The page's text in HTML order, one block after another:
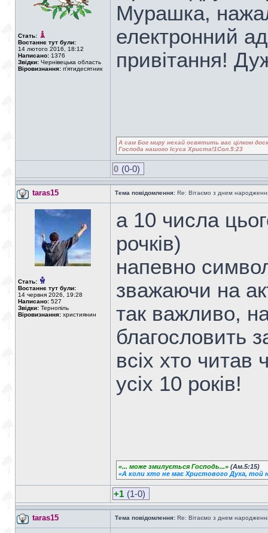
Стать:
Востаннє тут були:
14 лютого 2016, 18:12
Написано: 1376
Звідки: Чернівецька область
Віровизнання: п'ятидесятник
Мурашка,
електронний
привітання!
А сам Бог миру нехай освятить вас цілком
Господа нашого Ісуса Христа!1Сол.5:23
0 (0-0)
taras15 Тема повідомлення: Re: Вітаємо з днем
Стать:
Востаннє тут були:
14 червня 2026, 19:28
Написано: 527
Звідки: Тернопіль
Віровизнання: християнин
а 10 числа
рочків)
напевно
зважаючи на
так важливо,
благословить
всіх хто
усіх 10 років!
«... може змилується Господь...» (Ам.5:15)
«А коли хто не має Христового Духа, той
+1 (1-0)
taras15 Тема повідомлення: Re: Вітаємо з днем